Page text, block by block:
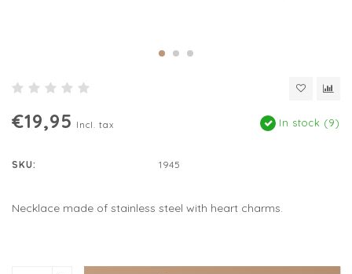
€19,95 Incl. tax In stock (9)
SKU: 1945
Necklace made of stainless steel with heart charms.